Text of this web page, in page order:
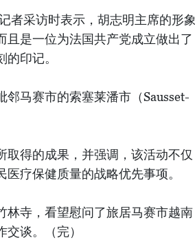
者采访时表示，胡志明主席的形象
是一位为法国共产党成立做出了
印记。
马赛市的索塞莱潘市（Sausset-
得的成果，并强调，该活动不仅
疗保健质量的战略优先事项。
林寺，看望慰问了旅居马赛市越南
谈。（完）